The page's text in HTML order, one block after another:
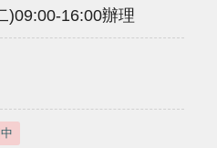
)09:00-16:00辦理